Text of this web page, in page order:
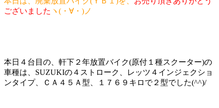
ございました ヽ(・∀・)ノ
本日４台目の、軒下２年放置バイク(原付１種スクーター)の
車種は、SUZUKIの４ストローク、レッツ４インジェクショ
ンタイプ、ＣＡ４５Ａ型、１７６９キロで２型でした(^^)/